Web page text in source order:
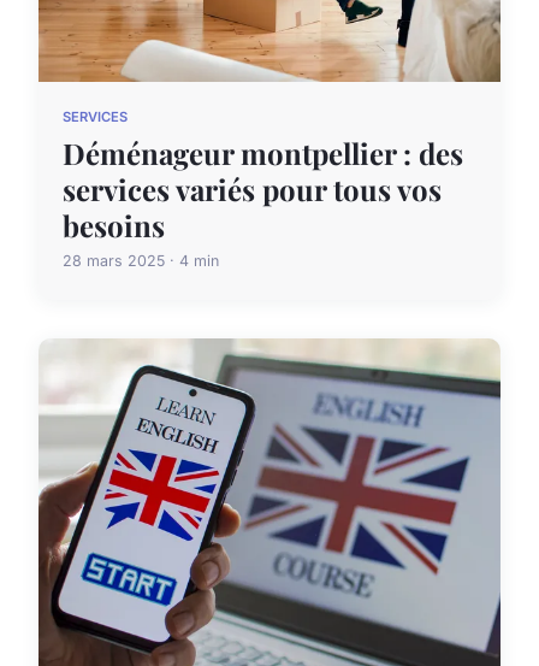
SERVICES
Déménageur montpellier : des
services variés pour tous vos
besoins
28 mars 2025 · 4 min